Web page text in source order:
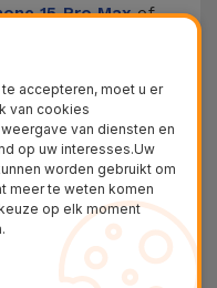
15 Pro Maxof
op?
op je iPhone te
glasfilmsvoor
dit proces nog
van je iPhone
droge doek en de
accepteren, moet u er
van cookies
van diensten en
op uw interesses.Uw
worden gebruikt om
meer te weten komen
op elk moment